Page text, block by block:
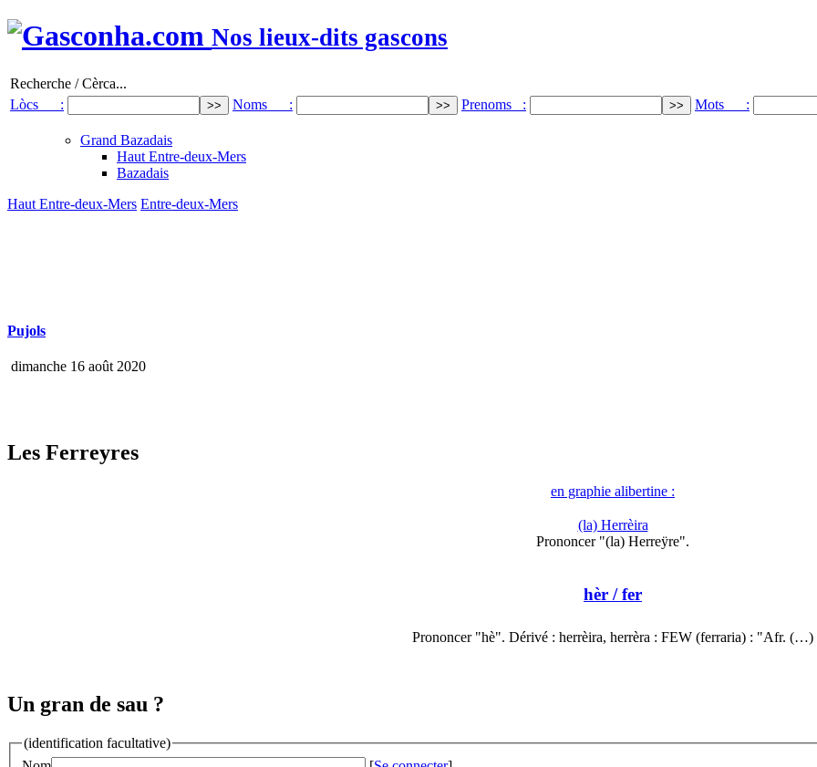
Nos lieux-dits gascons
Recherche / Cèrca...
Lòcs :
Noms : Prenoms : Mots :
Grand Bazadais
Haut Entre-deux-Mers
Bazadais
Haut Entre-deux-Mers Entre-deux-Mers
Pujols
dimanche 16 août 2020
Les Ferreyres
en graphie alibertine :
(la) Herrèira
Prononcer "(la) Herreÿre".
hèr / fer
Prononcer "hè". Dérivé : herrèira, herrèra : FEW (ferraria) : "Afr. (…)
Un gran de sau ?
(identification facultative)